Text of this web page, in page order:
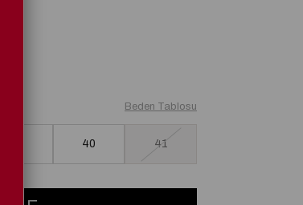
Beden Tablosu
40 41